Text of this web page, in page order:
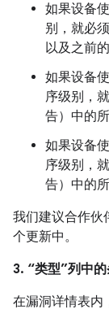
如果设备
别，就必
以及之前
如果设备
序级别，
告）中的
如果设备
序级别，
告）中的
我们建议合作伙
个更新中。
3. “类型”列中
在漏洞详情表内